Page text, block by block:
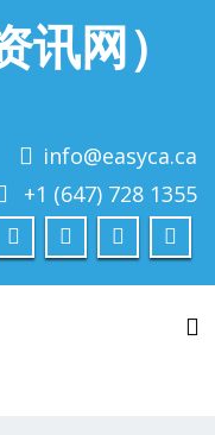
网）
info@easyca.ca
+1 (647) 728 1355